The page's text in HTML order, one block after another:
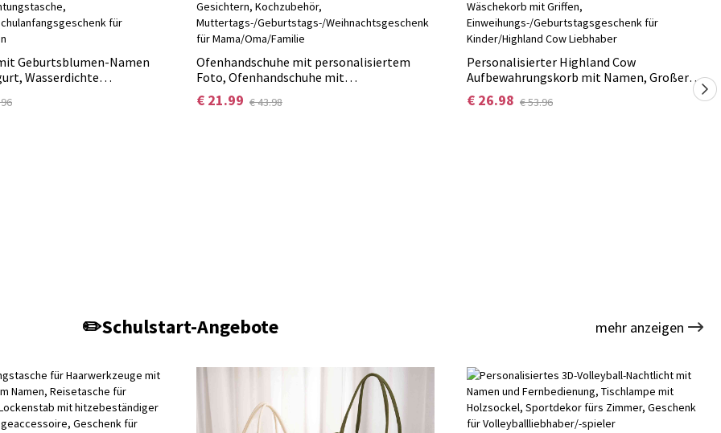
Geburtsblumen-Namen
Wasserdichte
Ofenhandschuhe mit personalisiertem
Foto, Ofenhandschuhe mit
personalisierten Gesichtern, Kochzubehör,
Muttertags-/Geburtstags-/Weihnachtsgeschenk
€ 21.99 € 43.98
Personalisierter Highland Cow
Aufbewahrungskorb mit Namen, Großer
Wäschekorb mit Griffen,
Einweihungs-/Geburtstagsgeschenk für
€ 26.98 € 53.96
✏️Schulstart-Angebote mehr anzeigen